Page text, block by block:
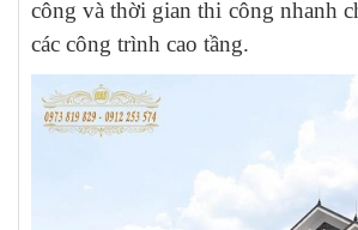
công và thời gian thi công nhanh
các công trình cao tầng.